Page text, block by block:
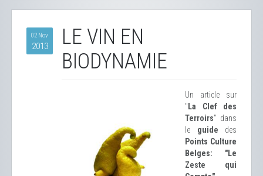
02 Nov
2013
LE VIN EN
BIODYNAMIE
Un article sur
" La Clef des
Terroirs" dans
le guide des
Points Culture
Belges: "Le
Zeste qui